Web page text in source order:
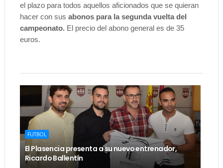
el plazo para todos aquellos aficionados que se quieran
hacer con sus abonos para la segunda vuelta del
campeonato. El precio del abono general es de 35
euros.
FUTBOL
El Plasencia presenta a su nuevo entrenador,
Ricardo Ballentín